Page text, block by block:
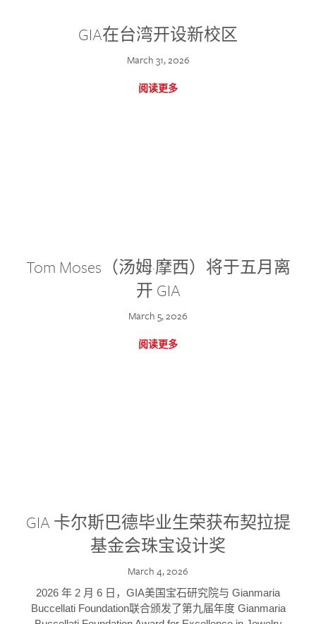
GIA在台湾开设新校区
March 31, 2026
阅读更多
Tom Moses（汤姆·摩西）将于五月离
开 GIA
March 5, 2026
阅读更多
GIA 卡尔斯巴德毕业生荣获布契拉提
基金会珠宝设计奖
March 4, 2026
2026 年 2 月 6 日，GIA美国宝石研究院与 Gianmaria
Buccellati Foundation联合颁发了第九届年度 Gianmaria